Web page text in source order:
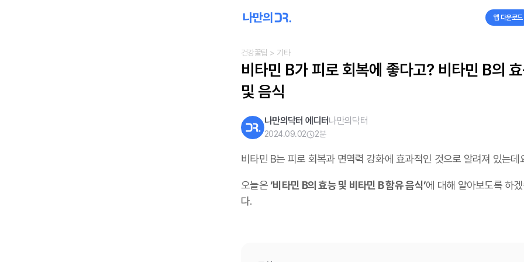
앱 다운로드
건강꿀팁 > 기타
비타민 B가 피로 회복에 좋다고? 비타민 B의
및 음식
나만의닥터 에디터나만의닥터
2024.09.02 2분
비타민 B는 피로 회복과 면역력 강화에 효과적인 것으로 알려져 있는데
오늘은 ‘비타민 B의 효능 및 비타민 B 함유 음식’에 대해 알아보도록 하
다.